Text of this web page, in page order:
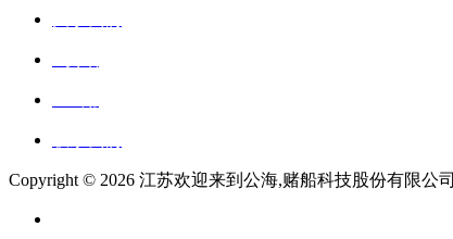
Copyright © 2026 江苏欢迎来到公海,赌船科技股份有限公